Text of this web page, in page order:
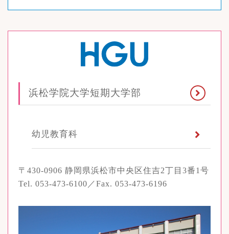
浜松学院大学短期大学部
幼児教育科
〒430-0906 静岡県浜松市中央区住吉2丁目3番1号
Tel. 053-473-6100／Fax. 053-473-6196